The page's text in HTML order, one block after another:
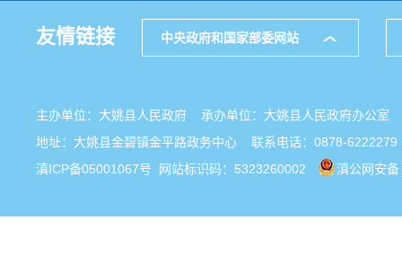
友情链接 中央政府和国家部委网站
主办单位：大姚县人民政府 承办单位：大姚县人民政府办公
地址：大姚县金碧镇金平路政务中心 联系电话：0878-6222279
滇ICP备05001067号 网站标识码：5323260002 滇公网安